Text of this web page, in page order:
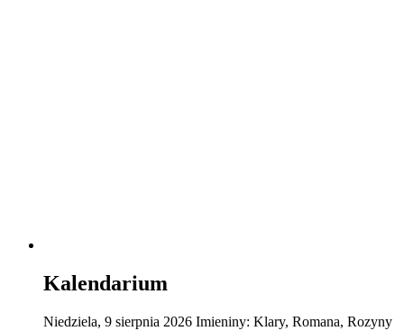
Kalendarium
Niedziela, 9 sierpnia 2026 Imieniny: Klary, Romana, Rozyny